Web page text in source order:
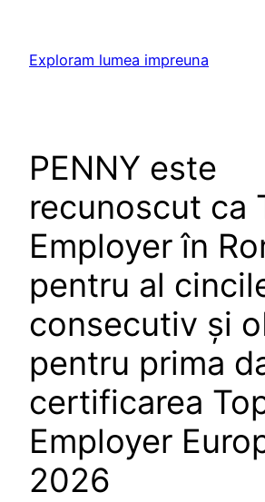
content
Exploram lumea impreuna
PENNY este
recunoscut ca
Employer în
pentru al
consecutiv și
pentru prima
certificarea
Employer
2026